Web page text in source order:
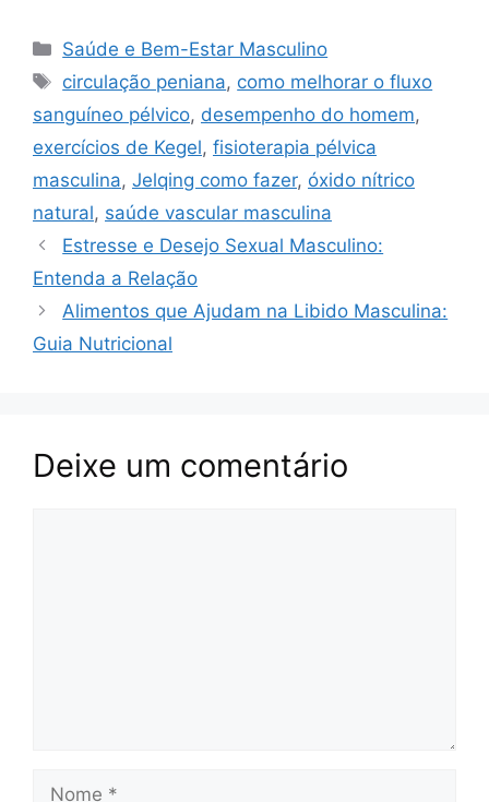
c
e
b
o
o
k
at
s
A
p
p
er
e
st
p
y
Li
n
k
e
gr
a
m
ar
e
Categorias
Saúde e Bem-Estar Masculino
Tags
circulação peniana, como melhorar o fluxo
sanguíneo pélvico, desempenho do homem,
exercícios de Kegel, fisioterapia pélvica
masculina, Jelqing como fazer, óxido nítrico
natural, saúde vascular masculina
Estresse e Desejo Sexual Masculino:
Entenda a Relação
Alimentos que Ajudam na Libido Masculina:
Guia Nutricional
Deixe um comentário
Nome